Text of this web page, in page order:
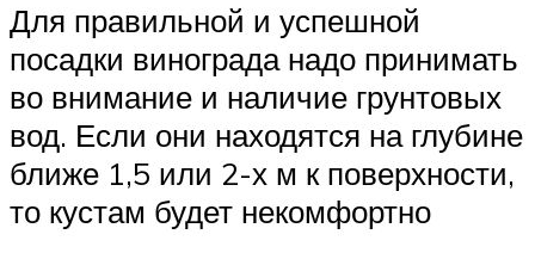
Для правильной и успешной
посадки винограда надо принимать
во внимание и наличие грунтовых
вод. Если они находятся на глубине
ближе 1,5 или 2-х м к поверхности,
то кустам будет некомфортно